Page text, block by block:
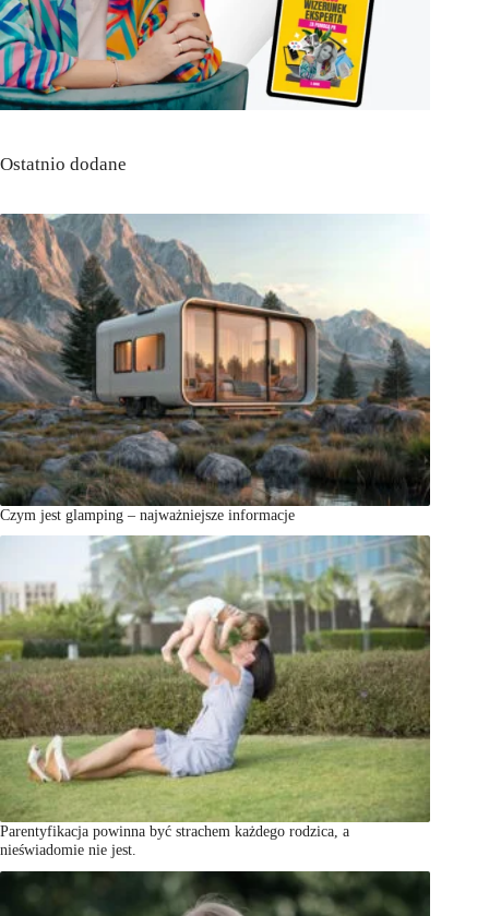
Ostatnio dodane
Czym jest glamping – najważniejsze informacje
Parentyfikacja powinna być strachem każdego rodzica, a
nieświadomie nie jest.